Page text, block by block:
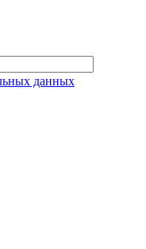
данных